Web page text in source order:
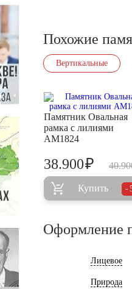
Похожие
Вертикальные
Памятник Овальная
рамка с лилиями
AM1824
38.900₽
Купить
Оформление
Лицевое
Природа